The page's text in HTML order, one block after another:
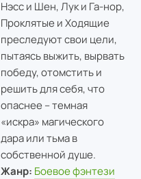
Нэсс и Шен, Лук и Га-нор,
Проклятые и Ходящие
преследуют свои цели,
пытаясь выжить, вырвать
победу, отомстить и
решить для себя, что
опаснее – темная
«искра» магического
дара или тьма в
собственной душе.
Жанр: Боевое фэнтези